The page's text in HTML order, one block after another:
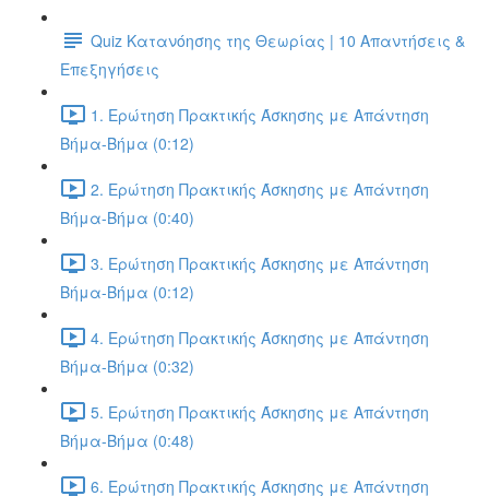
Quiz Κατανόησης της Θεωρίας | 10 Απαντήσεις &
Επεξηγήσεις
1. Ερώτηση Πρακτικής Άσκησης με Απάντηση
Βήμα-Βήμα (0:12)
2. Ερώτηση Πρακτικής Άσκησης με Απάντηση
Βήμα-Βήμα (0:40)
3. Ερώτηση Πρακτικής Άσκησης με Απάντηση
Βήμα-Βήμα (0:12)
4. Ερώτηση Πρακτικής Άσκησης με Απάντηση
Βήμα-Βήμα (0:32)
5. Ερώτηση Πρακτικής Άσκησης με Απάντηση
Βήμα-Βήμα (0:48)
6. Ερώτηση Πρακτικής Άσκησης με Απάντηση